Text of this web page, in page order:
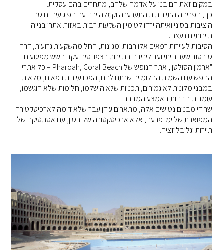
במקום זאת הם בנו על אדמה שלהם, מתחרים בהם עסקית.
כך, הפריחה התיירותית התערערה וקמלה יחד עם הפיגועים וחוסר
היציבות בסיני ואיתה ירדו לטימיון השקעות רבות באזור. אתרי בנייה
תיירותיים נעצרו.
הסיבות לעיירות רפאים אלו רבות ומגוונות, החל מהשקעות גרועות, דרך
סיבסוד שערורייתי ועד לירידה בתיירות בצפון סיני עקב חשש מפיגועים.
"ארמון הסולטן", אתר הנופש של Pharoah, Coral Beach – כל אתרי
הנופש עם השמות החלומיים שנתנו להם, הפכו עיירות רפאים, מלאות
במבני מלונות לא גמורים, תכניות שלא הושלמו, חלומות שלא הוגשמו,
עומדות בודדות באמצע המדבר.
שרידי מבנים נטושים אלה, מתארים ​​עידן עבר שלא דומה לארכיטקטורה
המפוארת של ימי פרעה, אלא ארכיטקטורה של בטון, עם אסתטיקה של
תיירות וגלובליזציה.